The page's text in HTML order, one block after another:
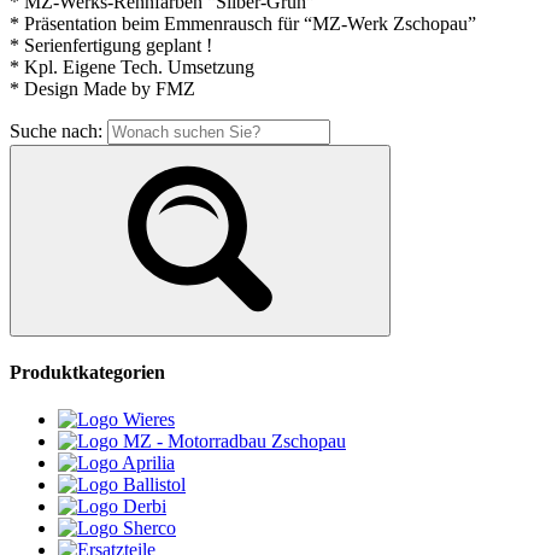
* Präsentation beim Emmenrausch für “MZ-Werk Zschopau”
* Serienfertigung geplant !
* Kpl. Eigene Tech. Umsetzung
* Design Made by FMZ
Suche nach:
Produktkategorien